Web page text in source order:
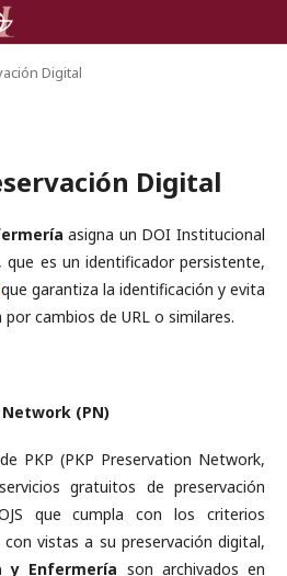
Digital
Digital
asigna un DOI Institucional
es un identificador persistente,
que garantiza la identificación y evita
cambios de URL o similares.
(PN)
PKP (PKP Preservation Network,
gratuitos de preservación
que cumpla con los criterios
vistas a su preservación digital,
y Enfermería son archivados en